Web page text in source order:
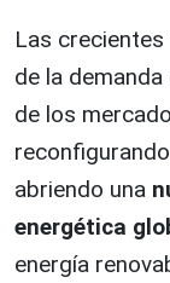
Las
de la
de los
abriendo una
energética
energía